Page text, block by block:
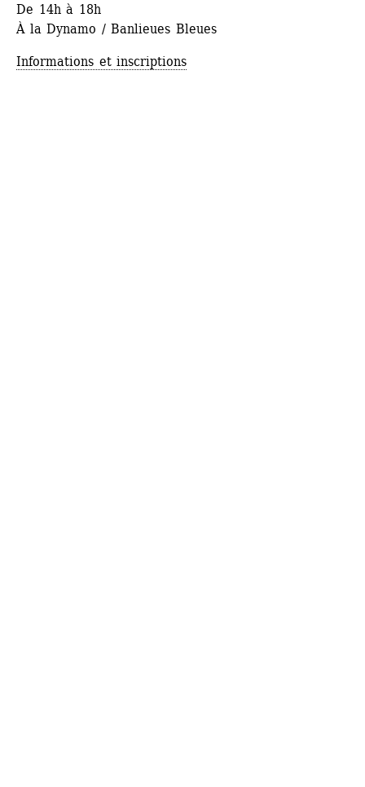
De 14h à 18h
À la Dynamo / Banlieues Bleues
Informations et inscriptions